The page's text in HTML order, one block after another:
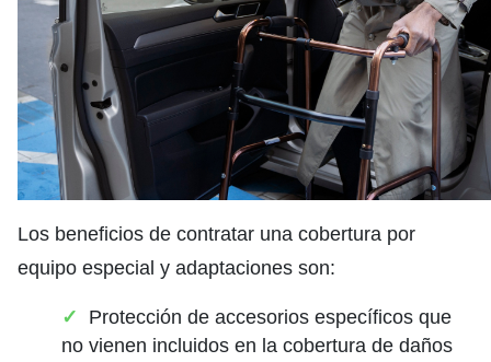
Los beneficios de contratar una cobertura por
equipo especial y adaptaciones son:
Protección de accesorios específicos que
no vienen incluidos en la cobertura de daños